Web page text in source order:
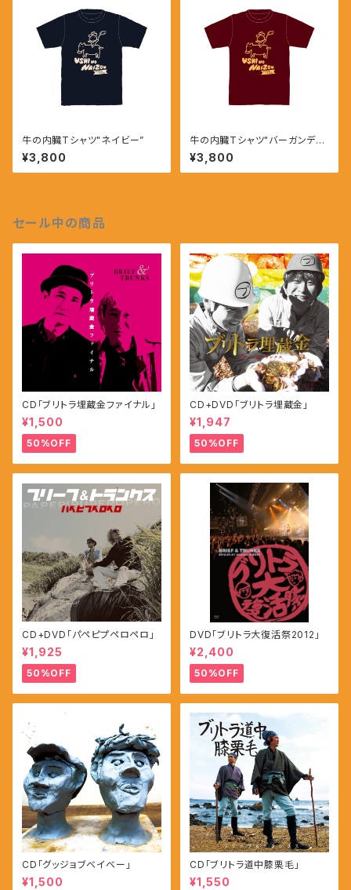
牛の内臓Tシャツ"ネイビー”
¥3,800
牛の内臓Tシャツ"バーガンディ
ー”
¥3,800
セール中の商品
CD「ブリトラ埋蔵金ファイナル」
¥1,500
50%OFF
CD+DVD「ブリトラ埋蔵金」
¥1,947
50%OFF
CD+DVD「パペピプペロペロ」
¥1,925
50%OFF
DVD「ブリトラ大復活祭2012」
¥2,400
50%OFF
CD「グッジョブベイベー」
¥1,500
CD「ブリトラ道中膝栗毛」
¥1,550